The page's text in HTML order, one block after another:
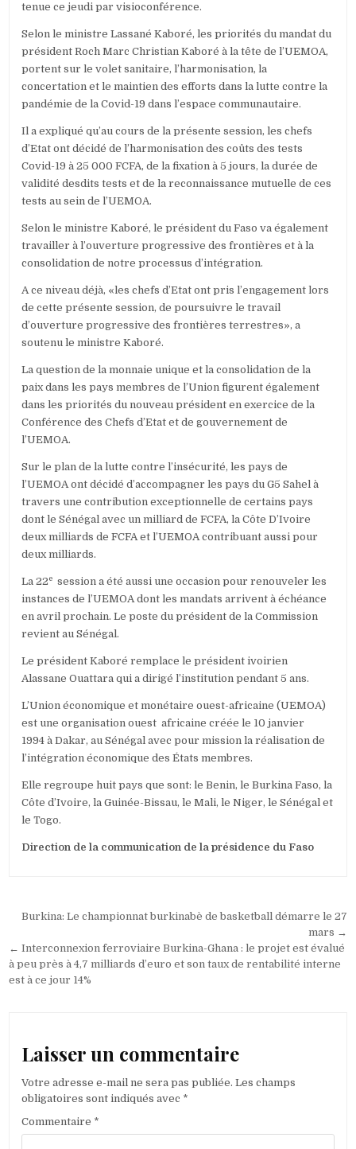
tenue ce jeudi par visioconférence.
Selon le ministre Lassané Kaboré, les priorités du mandat du
président Roch Marc Christian Kaboré à la tête de l’UEMOA,
portent sur le volet sanitaire, l’harmonisation, la
concertation et le maintien des efforts dans la lutte contre la
pandémie de la Covid-19 dans l’espace communautaire.
Il a expliqué qu’au cours de la présente session, les chefs
d’Etat ont décidé de l’harmonisation des coûts des tests
Covid-19 à 25 000 FCFA, de la fixation à 5 jours, la durée de
validité desdits tests et de la reconnaissance mutuelle de ces
tests au sein de l’UEMOA.
Selon le ministre Kaboré, le président du Faso va également
travailler à l’ouverture progressive des frontières et à la
consolidation de notre processus d’intégration.
A ce niveau déjà, «les chefs d’Etat ont pris l’engagement lors
de cette présente session, de poursuivre le travail
d’ouverture progressive des frontières terrestres», a
soutenu le ministre Kaboré.
La question de la monnaie unique et la consolidation de la
paix dans les pays membres de l’Union figurent également
dans les priorités du nouveau président en exercice de la
Conférence des Chefs d’Etat et de gouvernement de
l’UEMOA.
Sur le plan de la lutte contre l’insécurité, les pays de
l’UEMOA ont décidé d’accompagner les pays du G5 Sahel à
travers une contribution exceptionnelle de certains pays
dont le Sénégal avec un milliard de FCFA, la Côte D’Ivoire
deux milliards de FCFA et l’UEMOA contribuant aussi pour
deux milliards.
La 22e session a été aussi une occasion pour renouveler les
instances de l’UEMOA dont les mandats arrivent à échéance
en avril prochain. Le poste du président de la Commission
revient au Sénégal.
Le président Kaboré remplace le président ivoirien
Alassane Ouattara qui a dirigé l’institution pendant 5 ans.
L’Union économique et monétaire ouest-africaine (UEMOA)
est une organisation ouest africaine créée le 10 janvier
1994 à Dakar, au Sénégal avec pour mission la réalisation de
l’intégration économique des États membres.
Elle regroupe huit pays que sont: le Benin, le Burkina Faso, la
Côte d’Ivoire, la Guinée-Bissau, le Mali, le Niger, le Sénégal et
le Togo.
Direction de la communication de la présidence du Faso
Navigation
de
l’article
Burkina: Le championnat burkinabè de basketball démarre le 27
mars →
← Interconnexion ferroviaire Burkina-Ghana : le projet est évalué
à peu près à 4,7 milliards d’euro et son taux de rentabilité interne
est à ce jour 14%
Laisser un commentaire
Votre adresse e-mail ne sera pas publiée. Les champs
obligatoires sont indiqués avec *
Commentaire *